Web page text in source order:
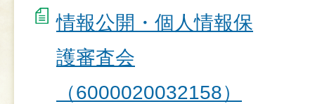
情報公開・個人情報保
護審査会
（6000020032158）